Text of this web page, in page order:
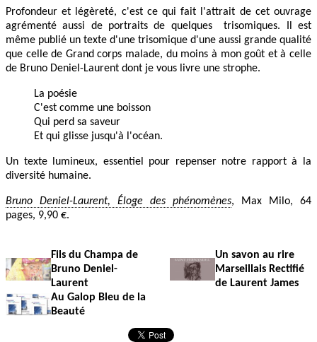
Profondeur et légèreté, c'est ce qui fait l'attrait de cet ouvrage
agrémenté aussi de portraits de quelques trisomiques. Il est
même publié un texte d'une trisomique d'une aussi grande qualité
que celle de Grand corps malade, du moins à mon goût et à celle
de Bruno Deniel-Laurent dont je vous livre une strophe.
La poésie
C'est comme une boisson
Qui perd sa saveur
Et qui glisse jusqu'à l'océan.
Un texte lumineux, essentiel pour repenser notre rapport à la
diversité humaine.
Bruno Deniel-Laurent, Éloge des phénomènes, Max Milo, 64
pages, 9,90 €.
Fils du Champa de
Bruno Deniel-
Laurent
Un savon au rire
Marseillais Rectifié
de Laurent James
Au Galop Bleu de la
Beauté